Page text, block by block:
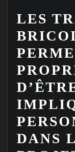
LES
DANS